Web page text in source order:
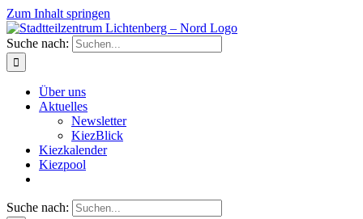
Zum Inhalt springen
Suche nach:
Über uns
Aktuelles
Newsletter
KiezBlick
Kiezkalender
Kiezpool
Suche nach: